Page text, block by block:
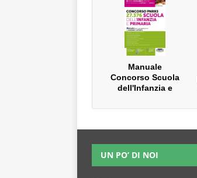
scuola
Manuale
Concorso Scuola
dell'Infanzia e
UN PO’ DI NOI